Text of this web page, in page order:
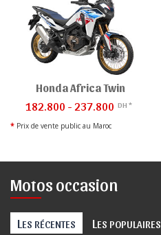
Honda Africa Twin
182.800 - 237.800 DH *
* Prix de vente public au Maroc
Motos occasion
L ES RÉCENTES L ES POPULAIRES